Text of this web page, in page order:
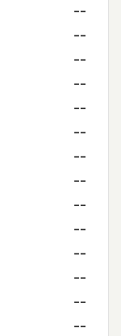
--
--
--
--
--
--
--
--
--
--
--
--
--
--